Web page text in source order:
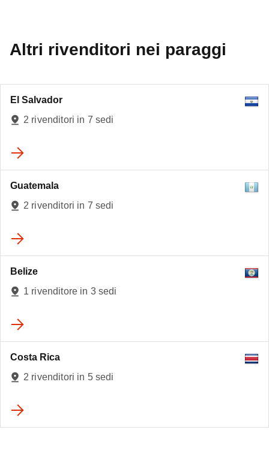
3
4
Altri rivenditori nei paraggi
El Salvador
2 rivenditori in 7 sedi
Guatemala
2 rivenditori in 7 sedi
Belize
1 rivenditore in 3 sedi
Costa Rica
2 rivenditori in 5 sedi